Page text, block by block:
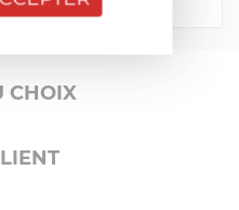
Comparer
CHOIX